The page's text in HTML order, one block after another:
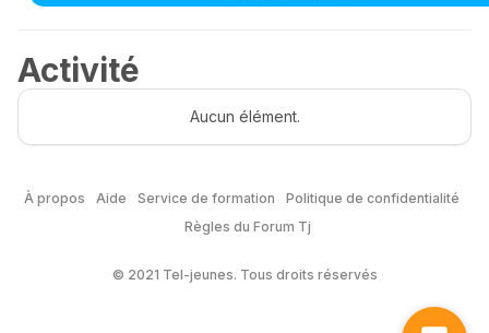
Activité
Aucun élément.
À propos Aide Service de formation
Politique de confidentialité
Règles du Forum Tj
© 2021 Tel-jeunes. Tous droits réservés